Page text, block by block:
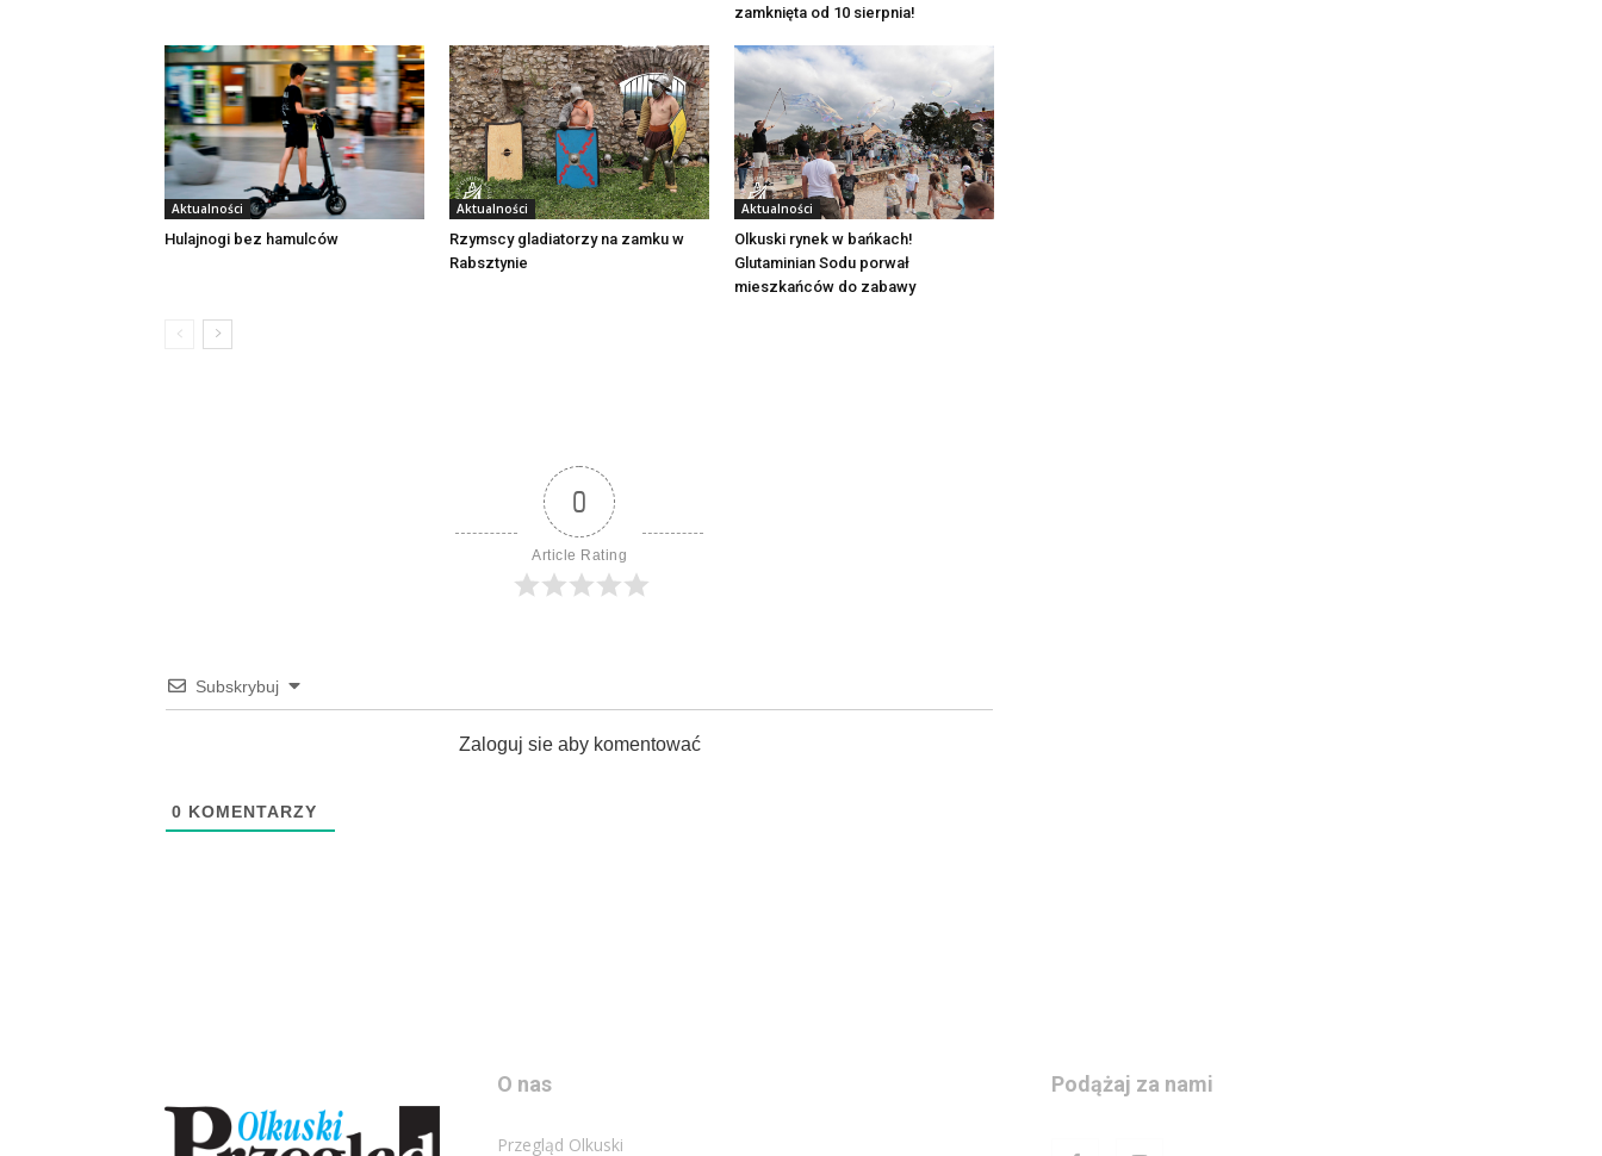
zamknięta od 10 sierpnia!
Aktualności
Hulajnogi bez hamulców
Aktualności
Rzymscy gladiatorzy na zamku w
Rabsztynie
Aktualności
Olkuski rynek w bańkach!
Glutaminian Sodu porwał
mieszkańców do zabawy
0
Article Rating
Subskrybuj
Zaloguj sie aby komentować
0 KOMENTARZY
O nas
Przegląd Olkuski
Podążaj za nami